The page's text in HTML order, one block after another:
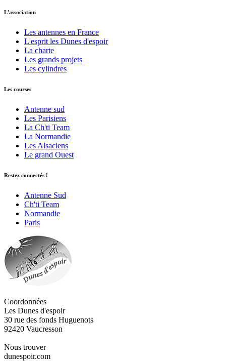
L'association
Les antennes en France
L'esprit les Dunes d'espoir
La charte
Les grands projets
Les cylindres
Les courses
Antenne sud
Les Parisiens
La Ch'ti Team
La Normandie
Les Alsaciens
Le grand Ouest
Restez connectés !
Antenne Sud
Ch'ti Team
Normandie
Paris
Coordonnées
Les Dunes d'espoir
30 rue des fonds Huguenots
92420 Vaucresson
Nous trouver
dunespoir.com